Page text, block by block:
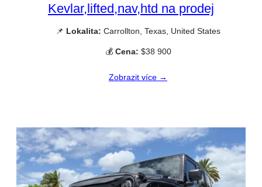
Kevlar,lifted,nav,htd na prodej
📌 Lokalita: Carrollton, Texas, United States
💰 Cena: $38 900
Zobrazit více →